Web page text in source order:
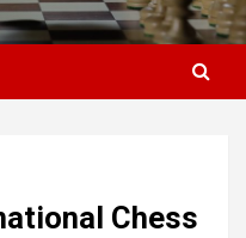
Chess